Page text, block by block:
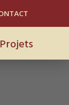
Projets